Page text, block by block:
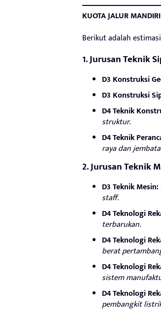
KUOTA JALUR MANDIRI
Berikut adalah
1. Jurusan Teknik
D3 Konstruksi
D3 Konstruksi
D4 Teknik
struktur.
D4 Teknik
raya dan
2. Jurusan Teknik
D3 Teknik Mesin:
staff.
D4 Teknologi
terbarukan.
D4 Teknologi
berat
D4 Teknologi
sistem
D4 Teknologi
pembangkit